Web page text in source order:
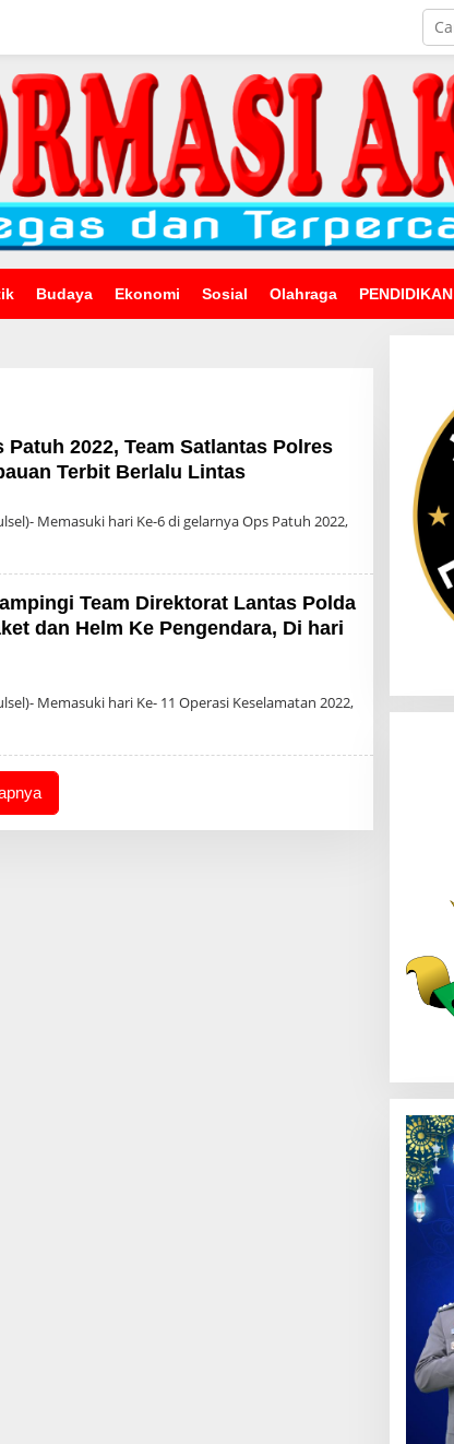
Budaya Ekonomi Sosial Olahraga PENDIDIKAN
2022, Team Satlantas Polres
Terbit Berlalu Lintas
Memasuki hari Ke-6 di gelarnya Ops Patuh 2022,
Team Direktorat Lantas Polda
dan Helm Ke Pengendara, Di hari
Memasuki hari Ke- 11 Operasi Keselamatan 2022,